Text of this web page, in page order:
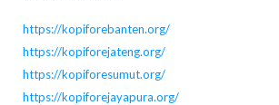
https://kopiforebanten.org/
https://kopiforejateng.org/
https://kopiforesumut.org/
https://kopiforejayapura.org/